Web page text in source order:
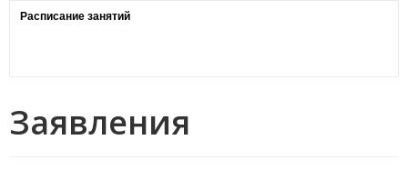
Расписание занятий
Заявления